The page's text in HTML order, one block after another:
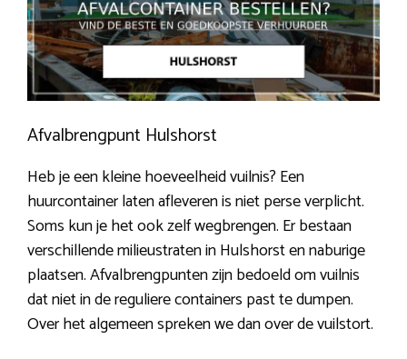
Afvalbrengpunt Hulshorst
Heb je een kleine hoeveelheid vuilnis? Een
huurcontainer laten afleveren is niet perse verplicht.
Soms kun je het ook zelf wegbrengen. Er bestaan
verschillende milieustraten in Hulshorst en naburige
plaatsen. Afvalbrengpunten zijn bedoeld om vuilnis
dat niet in de reguliere containers past te dumpen.
Over het algemeen spreken we dan over de vuilstort.